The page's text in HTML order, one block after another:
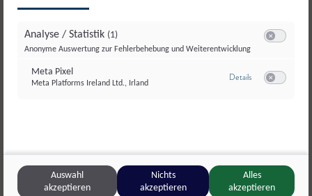
Weitere Produkte aus der
Kategorie
Milch und Milcherzeugnisse
Analyse / Statistik (1)
Anonyme Auswertung zur Fehlerbehebung und Weiterentwicklung
Meta Pixel
Meta Platforms Ireland Ltd., Irland
Detailszu Meta Pixel
Auswahl
akzeptieren
Nichts
akzeptieren
Alles
akzeptieren